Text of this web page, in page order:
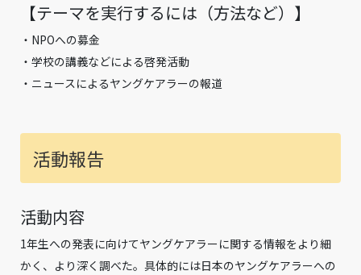
【テーマを実⾏するには（⽅法など）】
・NPOへの募金
・学校の講義などによる啓発活動
・ニュースによるヤングケアラーの報道
活動報告
活動内容
1年生への発表に向けてヤングケアラーに関する情報をより細
かく、より深く調べた。具体的には日本のヤングケアラーへの